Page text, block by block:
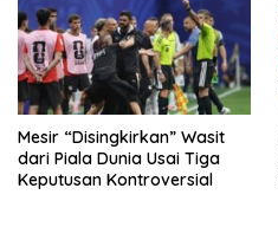
Mesir “Disingkirkan” Wasit
dari Piala Dunia Usai Tiga
Keputusan Kontroversial